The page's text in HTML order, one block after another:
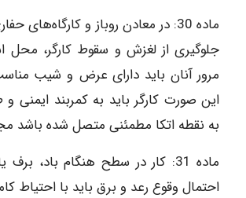
ماده‌ 30: در معادن روباز و
جلوگیری از لغزش و سقوط کارگر، محل
مرور آنان باید دارای عرض و شیب
این صورت کارگر باید به کمربند ایمنی
به نقطه اتکا مطمئنی متصل شده باشد
ماده‌ 31: کار در سطح هنگام باد،
احتمال وقوع رعد و برق باید با احتیاط